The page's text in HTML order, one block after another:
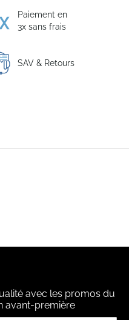
Paiement en
3x sans frais
SAV & Retours
avec les promos du
avant-première